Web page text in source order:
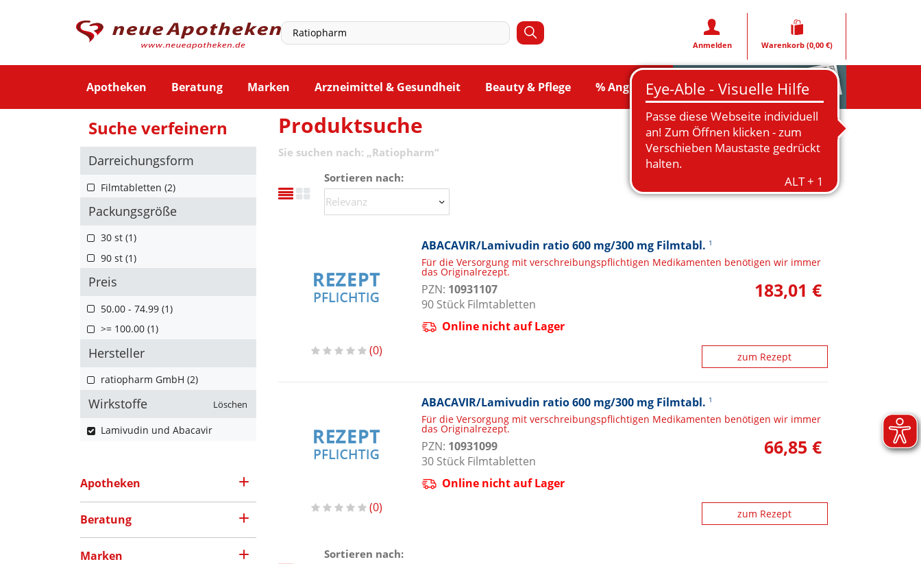
Anmelden Warenkorb (0,00 €)
Apotheken Beratung Marken Arzneimittel & Gesundheit Beauty & Pflege % Angebote Rezeptfoto
Produktsuche
Sie suchen nach: „Ratiopharm“
Sortieren nach:
ABACAVIR/Lamivudin ratio 600 mg/300 mg Filmtabl. 1
Für die Versorgung mit verschreibungspflichtigen Medikamenten benötigen wir immer
das Originalrezept.
0
PZN: 10931107
90Stück Filmtabletten
183,01 €
Online nicht auf Lager
zum Rezept
ABACAVIR/Lamivudin ratio 600 mg/300 mg Filmtabl. 1
Für die Versorgung mit verschreibungspflichtigen Medikamenten benötigen wir immer
das Originalrezept.
0
PZN: 10931099
30Stück Filmtabletten
66,85 €
Online nicht auf Lager
zum Rezept
Sortieren nach:
Suche verfeinern
Darreichungsform
Filmtabletten (2)
Packungsgröße
30 st (1)
90 st (1)
Preis
50.00 - 74.99 (1)
>= 100.00 (1)
Hersteller
ratiopharm GmbH (2)
Wirkstoffe Löschen
Lamivudin und Abacavir
Apotheken
Beratung
Marken